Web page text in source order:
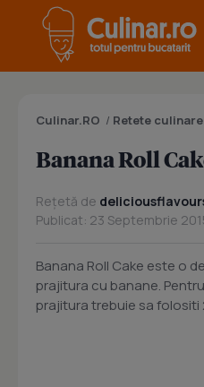
Culinar.RO / Retete culinare
Banana Roll
Rețetă de
Publicat: 23 Septembrie
Banana Roll Cake este o
prajitura cu banane.
prajitura trebuie sa folositi